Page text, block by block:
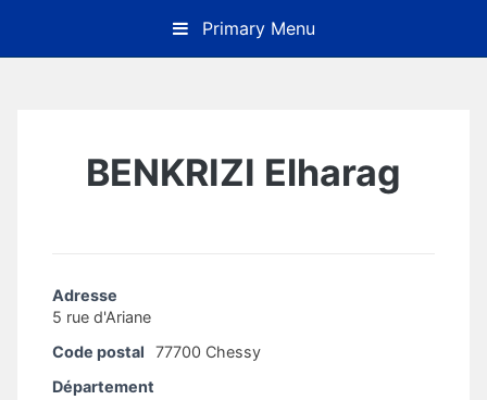
content
Primary Menu
BENKRIZI Elharag
Adresse
5 rue d'Ariane
Code postal
77700 Chessy
Département